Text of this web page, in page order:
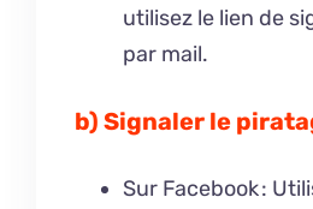
utilisez le lien de
par mail.
b) Signaler le
Sur Facebook :